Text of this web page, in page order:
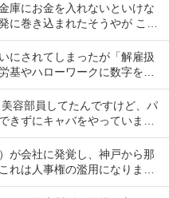
庫にお金を入れないといけな
に巻き込まれたそうやが この
か? 中に留まる...
にされてしまったが「解雇扱
基やハローワークに数字を具
って覆した例を教え...
容部員してたんですけど、パ
きずにキャバをやっています
、またパワハラ...
が会社に発覚し、神戸から那
れは人事権の濫用になります
して9ヶ月にな...